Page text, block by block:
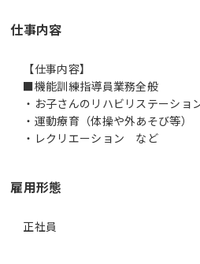
仕事内容
【仕事内容】
■機能訓練指導員業務全般
・お子さんのリハビリステーショ
・運動療育（体操や外あそび等）
・レクリエーション など
雇用形態
正社員